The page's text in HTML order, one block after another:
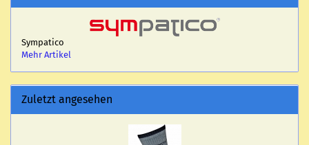
Sympatico
Mehr Artikel
Zuletzt angesehen